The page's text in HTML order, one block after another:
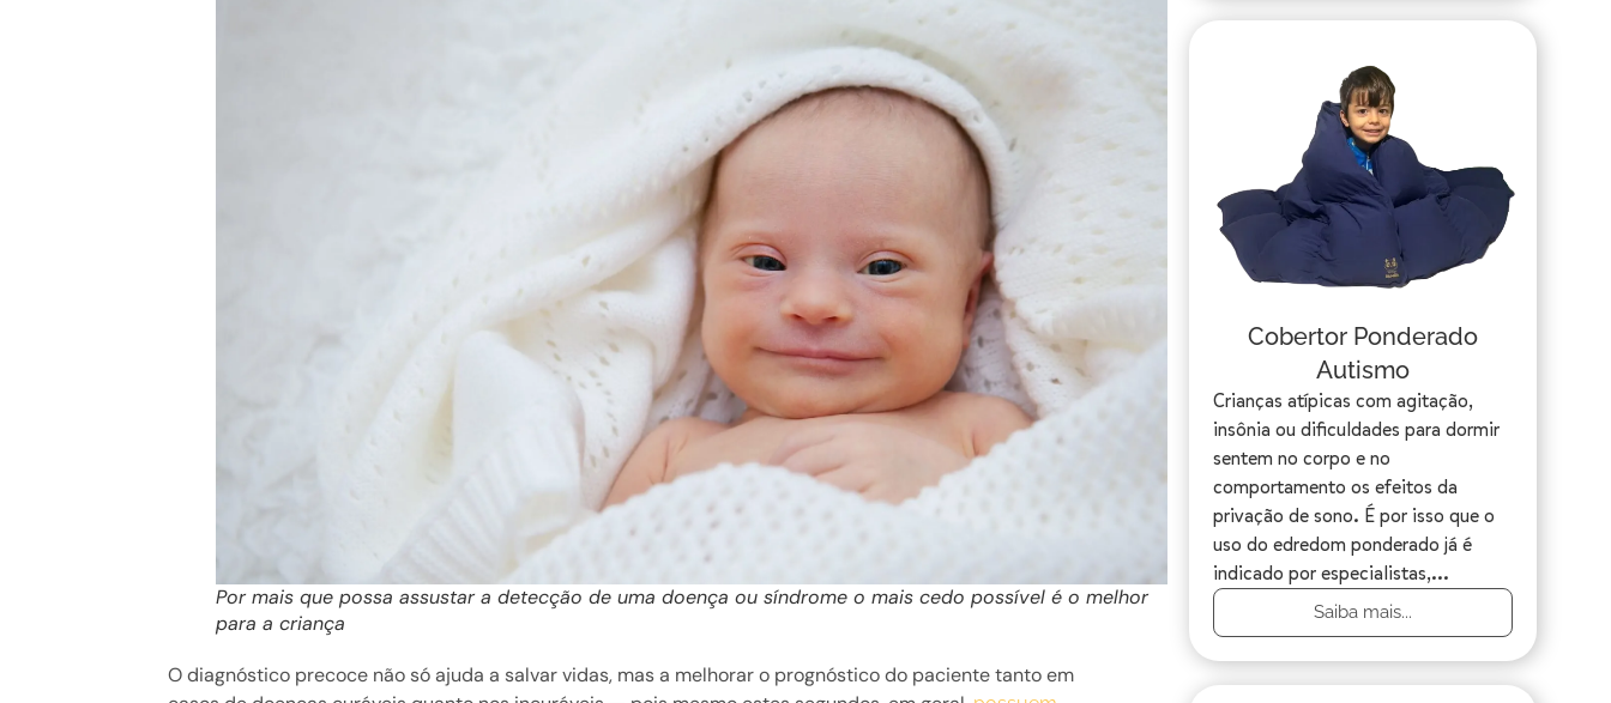
Por mais que possa assustar a detecção de uma doença ou síndrome o mais cedo possível é o melhor
para a criança
O diagnóstico precoce não só ajuda a salvar vidas, mas a melhorar o prognóstico do paciente tanto em
Cobertor Ponderado
Autismo
Crianças atípicas com agitação,
insônia ou dificuldades para dormir
sentem no corpo e no
comportamento os efeitos da
privação de sono. É por isso que o
uso do edredom ponderado já é
indicado por especialistas,...
Saiba mais...